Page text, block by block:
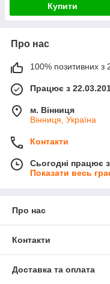
Купити
Про нас
100% позитивних з
Працює з
м. Вінниця
Вінниця, Україна
Контакти
Сьогодні працює
Показати весь
Про нас
Контакти
Доставка та оплата